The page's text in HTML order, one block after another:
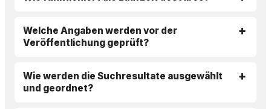
Welche Angaben werden vor der
Veröffentlichung geprüft?
Wie werden die Suchresultate ausgewählt
und geordnet?